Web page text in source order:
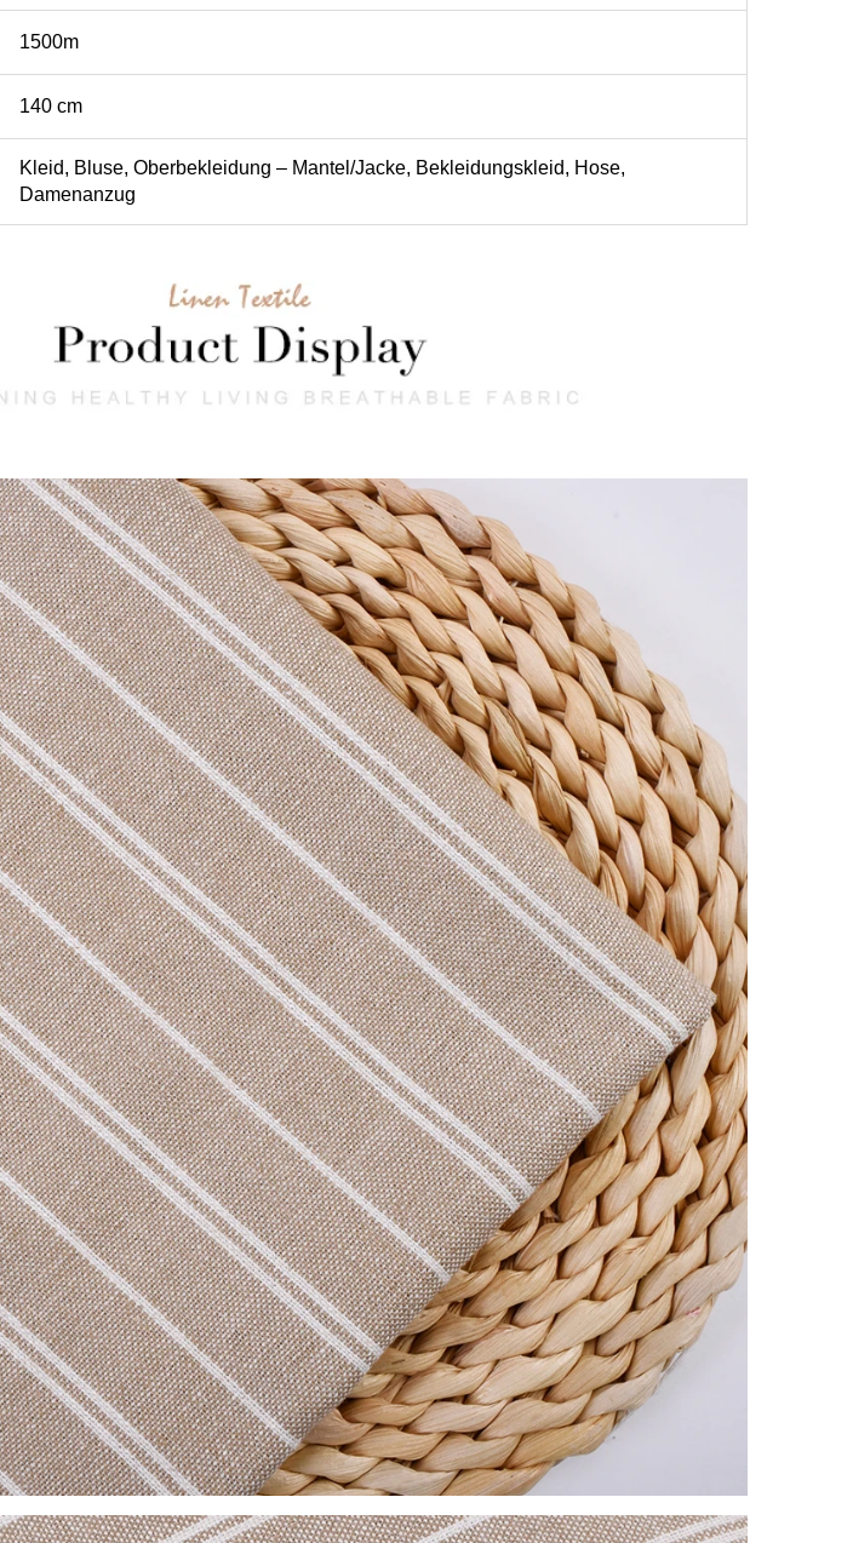
1500m
140 cm
Kleid, Bluse, Oberbekleidung – Mantel/Jacke, Bekleidungskleid, Hose,
Damenanzug